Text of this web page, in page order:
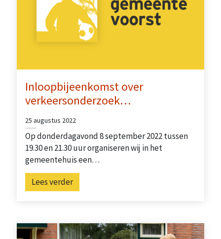
Inloopbijeenkomst over
verkeersonderzoek…
25 augustus 2022
Op donderdagavond 8 september 2022 tussen
19.30 en 21.30 uur organiseren wij in het
gemeentehuis een…
Lees verder